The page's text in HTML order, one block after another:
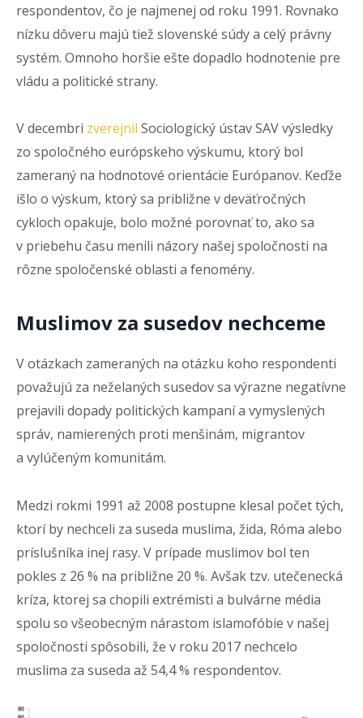
respondentov, čo je najmenej od roku 1991. Rovnako
nízku dôveru majú tiež slovenské súdy a celý právny
systém. Omnoho horšie ešte dopadlo hodnotenie pre
vládu a politické strany.
V decembri zverejnil Sociologický ústav SAV výsledky
zo spoločného európskeho výskumu, ktorý bol
zameraný na hodnotové orientácie Európanov. Keďže
išlo o výskum, ktorý sa približne v deväťročných
cykloch opakuje, bolo možné porovnať to, ako sa
v priebehu času menili názory našej spoločnosti na
rôzne spoločenské oblasti a fenomény.
Muslimov za susedov nechceme
V otázkach zameraných na otázku koho respondenti
považujú za neželaných susedov sa výrazne negatívne
prejavili dopady politických kampaní a vymyslených
správ, namierených proti menšinám, migrantov
a vylúčeným komunitám.
Medzi rokmi 1991 až 2008 postupne klesal počet tých,
ktorí by nechceli za suseda muslima, žida, Róma alebo
príslušníka inej rasy. V prípade muslimov bol ten
pokles z 26 % na približne 20 %. Avšak tzv. utečenecká
kríza, ktorej sa chopili extrémisti a bulvárne média
spolu so všeobecným nárastom islamofóbie v našej
spoločnosti spôsobili, že v roku 2017 nechcelo
muslima za suseda až 54,4 % respondentov.